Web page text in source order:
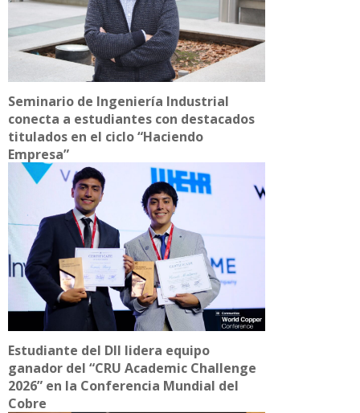
Seminario de Ingeniería Industrial
conecta a estudiantes con destacados
titulados en el ciclo “Haciendo
Empresa”
Estudiante del DII lidera equipo
ganador del “CRU Academic Challenge
2026” en la Conferencia Mundial del
Cobre